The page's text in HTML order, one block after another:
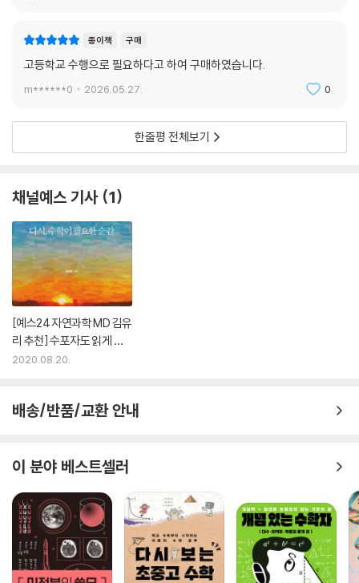
잔뜩 전해준다. 영국 도량형 탓에 일어난 크고 작은 사건들에서부터, 고대
영향을 흥미롭게 설파한다. 아이들이 몇이든 전쟁을 피하려면 간식은 12개
들이로 사는 게 가장 좋다는 노하우는 덤.
6장 〈도무지 끝나지 않는 최적화〉에서는 구글 내비게이션이나 아마존 배
송 경로와 같이 일상생활에서 만나는 알고리듬 최적화 사례들 뒤에 숨은
맹목에 더 가까운 탐색을 한다는 사실은 우리에게 많은 것을 시사한다.
7장 〈팬데믹 시대, 수학은 어떻게 무기가 되는가〉에서는 마침맞게도 수리
역학을 다루는데, 코로나19 시대를 예견한 듯한 통찰이 가득하다. 전염병
에 걸렸을 때 집에서 쉬는 것이 실제 질병 확산을 막고 본인도 감염군에서
더 빨리 탈출할 수 있음을 수학적으로 확인해줌으로써, 기업들이 병가 정
책에 꼭 반영해야 할 기준을 제시한다.
심지어 ‘수학을 증오하는 사람들의 모임’에서조차 환영할 만한 아이템. 정
즐겁게 동참하게 될 것이다.
─ 「커커스 리뷰」
이것이 바로 현실 수학! 세상이 이토록 수학적임을 깨닫는 강렬한 여정으
로 안내하는 책!
─ 「타임스 에듀케이셔널 서플먼트」
폰지 사기에서 핵분열, 아이스버킷 유행, 책 추천 알고리듬, 전염병 통제에
이르기까지… 일상 세계에서 벌어지는 수학의 활용과 남용의 사례를 흥미
롭게 펼쳐놓은 이 책은, 호기심 많고 열린 마인드의 독자라면 누구나 즐길
종이책 구매
고등학교 수행으로 필요하다고 하여 구매하였습니다.
m******0 2026.05.27. 0
한줄평 전체보기
채널예스 기사 1
[예스24 자연과학 MD 김유
리 추천] 수포자도 읽게 하
는 재미있는 ‘수학 책’
2020.08.20.
배송/반품/교환 안내
이 분야 베스트셀러